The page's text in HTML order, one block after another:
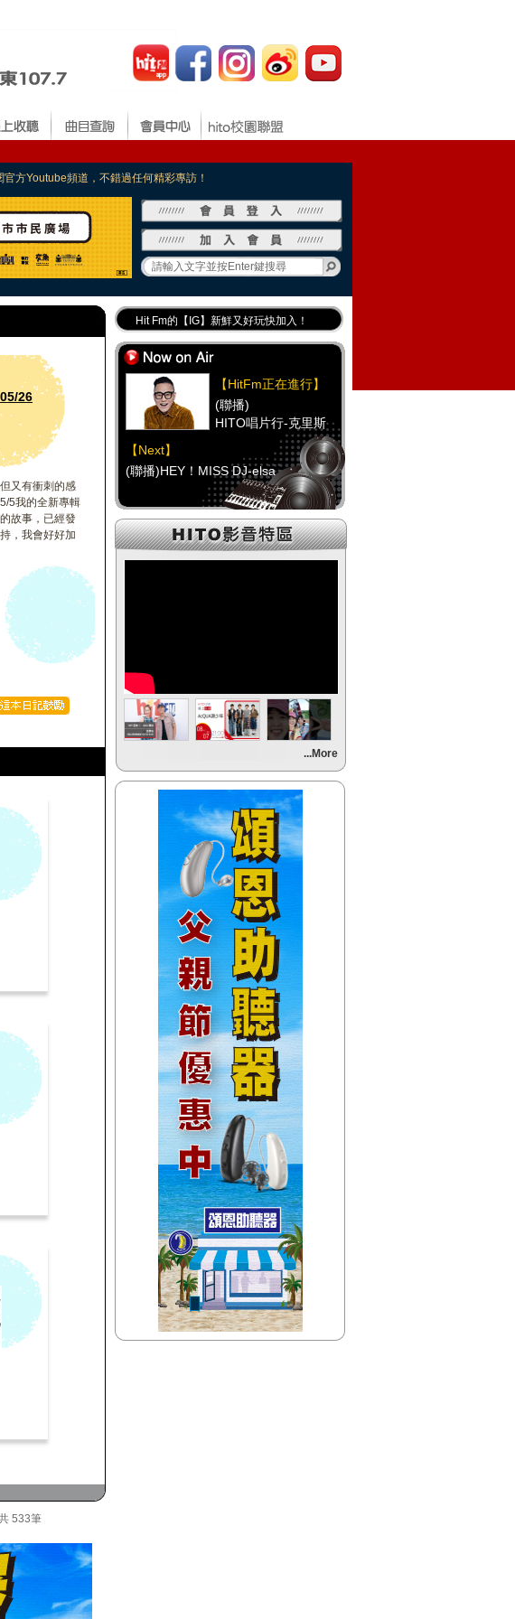
官方Youtube頻道，不錯過任何精彩專訪！
05/26
又有衝刺的感
5我的全新專輯
故事，已經發
，我會好好加
533筆
Hit Fm的【IG】新鮮又好玩快加入！
Hit Fm【FB臉書粉絲團】等你加入！
最專業《DJ推薦》好音樂千萬別錯過！
好康報報 最新優惠訊息都在這！
【HitFm正在進行】
(聯播)
HITO唱片行-克里斯
【Next】
(聯播)HEY！MISS DJ-elsa
【HitFm正在進行】
(聯播)
(聯播)
HITO唱片行-克里斯
【Next】
【HitFm正在進行】
(聯播)
HITO唱片行-克里斯
【Next】
(聯播)HEY！MISS DJ-elsa
【HitFm正在進行】
(聯播)
HITO唱片行-克里斯
【Next】
(聯播)HEY！MISS DJ-elsa
...More